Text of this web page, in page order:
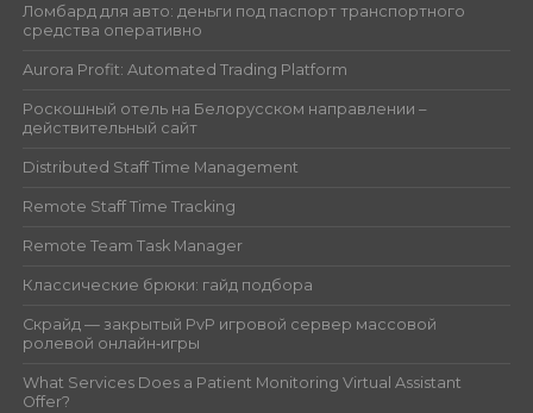
Ломбард для авто: деньги под паспорт транспортного
средства оперативно
Aurora Profit: Automated Trading Platform
Роскошный отель на Белорусском направлении –
действительный сайт
Distributed Staff Time Management
Remote Staff Time Tracking
Remote Team Task Manager
Классические брюки: гайд подбора
Скрайд — закрытый PvP игровой сервер массовой
ролевой онлайн‑игры
What Services Does a Patient Monitoring Virtual Assistant
Offer?